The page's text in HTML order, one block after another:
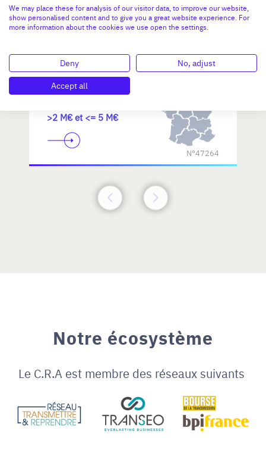
d'excellence
>2 M€ et <= 5 M€
N°47264
Notre écosystème
Le C.R.A est membre des réseaux suivants
We may place these for analysis of our visitor data, to improve our website,
show personalised content and to give you a great website experience. For
more information about the cookies we use open the settings.
Deny
No, adjust
Accept all